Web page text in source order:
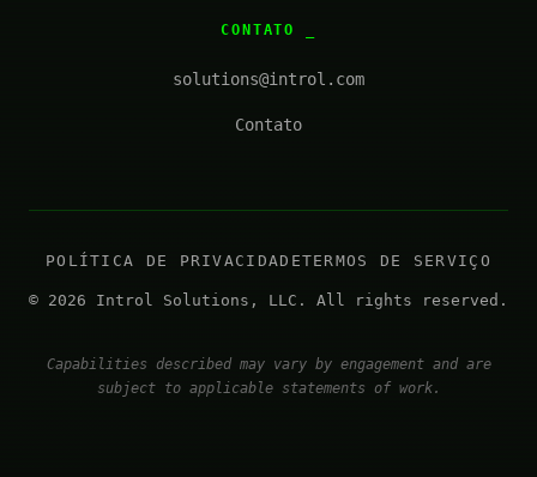
CONTATO
solutions@introl.com
Contato
POLÍTICA DE PRIVACIDADETERMOS DE SERVIÇO
© 2026 Introl Solutions, LLC. All rights reserved.
Capabilities described may vary by engagement and are
subject to applicable statements of work.